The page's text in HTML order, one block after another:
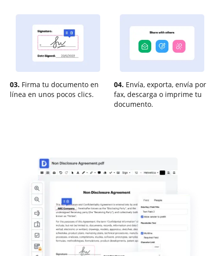
03. Firma tu documento en
línea en unos pocos clics.
04. Envía, exporta, envía por
fax, descarga o imprime tu
documento.